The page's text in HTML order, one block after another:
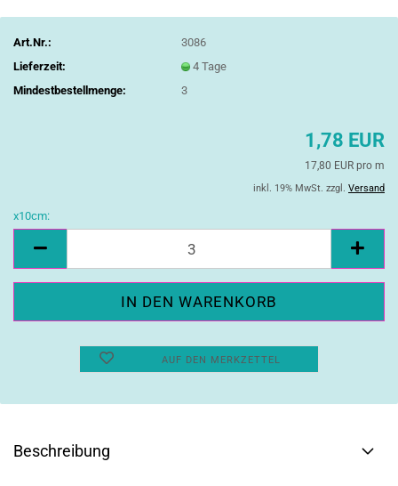
Art.Nr.:
3086
Lieferzeit:
4 Tage
Mindestbestellmenge:
3
1,78 EUR
17,80 EUR pro m
inkl. 19% MwSt. zzgl. Versand
x10cm:
AUF DEN MERKZETTEL
Beschreibung